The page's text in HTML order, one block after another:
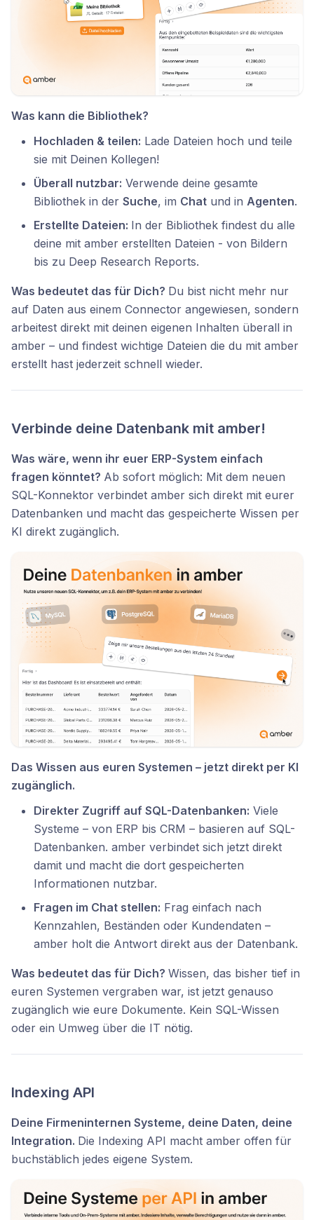
Was kann die Bibliothek?
Hochladen & teilen: Lade Dateien hoch und teile
sie mit Deinen Kollegen!
Überall nutzbar: Verwende deine gesamte
Bibliothek in der Suche, im Chat und in Agenten.
Erstellte Dateien: In der Bibliothek findest du alle
deine mit amber erstellten Dateien - von Bildern
bis zu Deep Research Reports.
Was bedeutet das für Dich? Du bist nicht mehr nur
auf Daten aus einem Connector angewiesen, sondern
arbeitest direkt mit deinen eigenen Inhalten überall in
amber – und findest wichtige Dateien die du mit amber
erstellt hast jederzeit schnell wieder.
Verbinde deine Datenbank mit amber!
Was wäre, wenn ihr euer ERP-System einfach
fragen könntet? Ab sofort möglich: Mit dem neuen
SQL-Konnektor verbindet amber sich direkt mit eurer
Datenbanken und macht das gespeicherte Wissen per
KI direkt zugänglich.
Das Wissen aus euren Systemen – jetzt direkt per KI
zugänglich.
Direkter Zugriff auf SQL-Datenbanken: Viele
Systeme – von ERP bis CRM – basieren auf SQL-
Datenbanken. amber verbindet sich jetzt direkt
damit und macht die dort gespeicherten
Informationen nutzbar.
Fragen im Chat stellen: Frag einfach nach
Kennzahlen, Beständen oder Kundendaten –
amber holt die Antwort direkt aus der Datenbank.
Was bedeutet das für Dich? Wissen, das bisher tief in
euren Systemen vergraben war, ist jetzt genauso
zugänglich wie eure Dokumente. Kein SQL-Wissen
oder ein Umweg über die IT nötig.
Indexing API
Deine Firmeninternen Systeme, deine Daten, deine
Integration. Die Indexing API macht amber offen für
buchstäblich jedes eigene System.